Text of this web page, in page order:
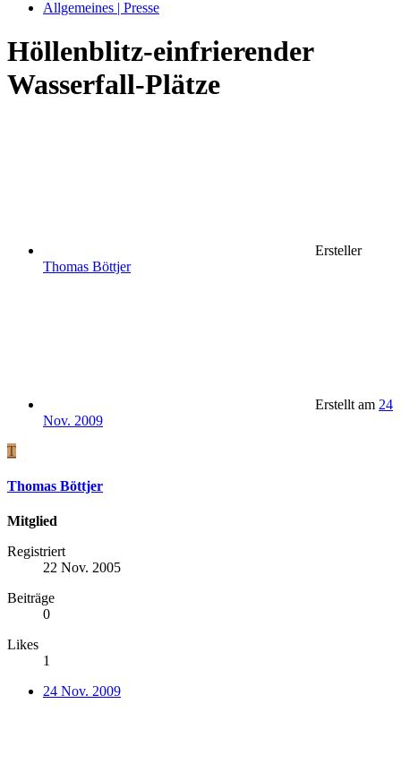
Allgemeines | Presse
Höllenblitz-einfrierender
Wasserfall-Plätze
Ersteller
Thomas Böttjer
Erstellt am 24
Nov. 2009
T
Thomas Böttjer
Mitglied
Registriert
22 Nov. 2005
Beiträge
0
Likes
1
24 Nov. 2009